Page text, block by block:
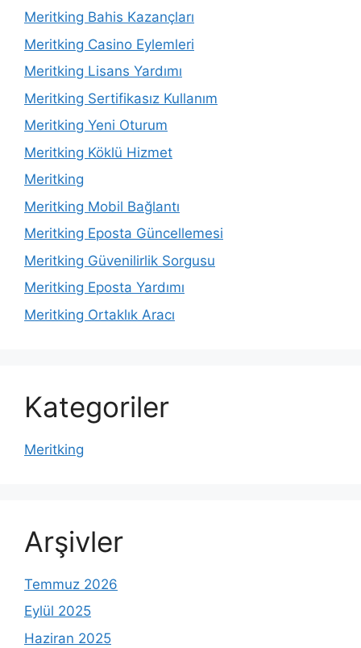
Meritking Bahis Kazançları
Meritking Casino Eylemleri
Meritking Lisans Yardımı
Meritking Sertifikasız Kullanım
Meritking Yeni Oturum
Meritking Köklü Hizmet
Meritking
Meritking Mobil Bağlantı
Meritking Eposta Güncellemesi
Meritking Güvenilirlik Sorgusu
Meritking Eposta Yardımı
Meritking Ortaklık Aracı
Kategoriler
Meritking
Arşivler
Temmuz 2026
Eylül 2025
Haziran 2025